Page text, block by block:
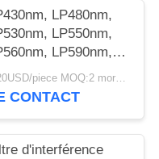
LP480nm,
LP550nm,
LP590nm,
LP690,
filtre
2-20USD/piece MOQ:2 morceaux
CONTACT
d'interférence